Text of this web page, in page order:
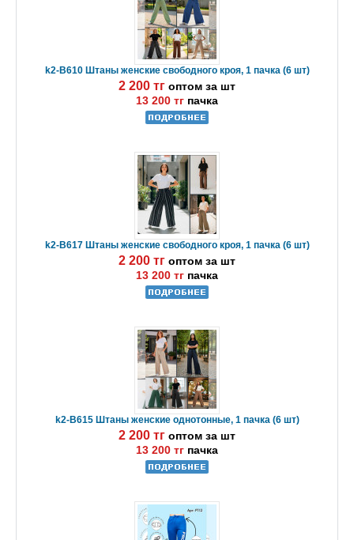
k2-B610 Штаны женские свободного кроя, 1 пачка (6 шт)
2 200 тг оптом за шт
13 200 тг пачка
k2-B617 Штаны женские свободного кроя, 1 пачка (6 шт)
2 200 тг оптом за шт
13 200 тг пачка
k2-B615 Штаны женские однотонные, 1 пачка (6 шт)
2 200 тг оптом за шт
13 200 тг пачка